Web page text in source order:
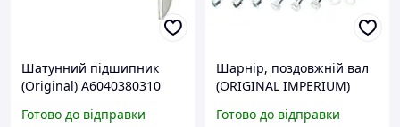
Шатунний підшипник
(Original) A6040380310
Готово до відправки
Шарнір, поздовжній вал
(ORIGINAL IMPERIUM)
Готово до відправки